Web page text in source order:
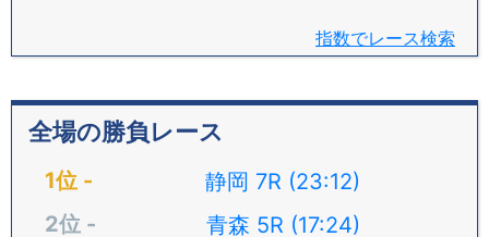
指数でレース検索
全場の勝負レース
静岡 7R (23:12)
青森 5R (17:24)